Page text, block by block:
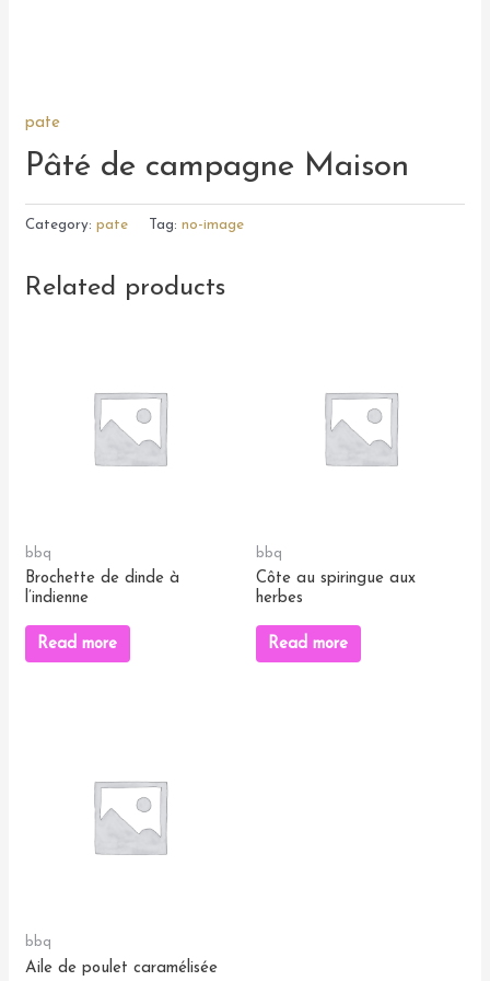
pate
Pâté de campagne Maison
Category:pate Tag:no-image
Related products
bbq
Brochette de dinde à
l’indienne
Read more
bbq
Côte au spiringue aux
herbes
Read more
bbq
Aile de poulet caramélisée